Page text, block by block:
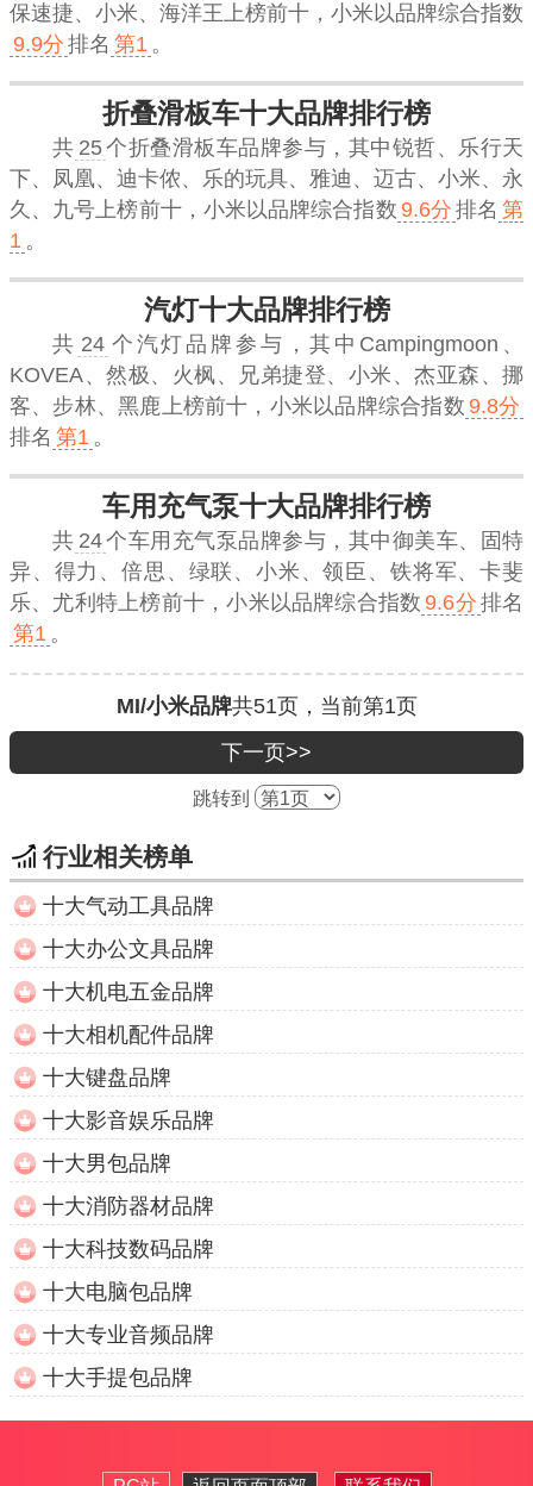
保速捷、小米、海洋王上榜前十， 小米 以品牌综合指数
9.9分 排名 第1 。
折叠滑板车十大品牌排行榜
共 25个折叠滑板车品牌参与，其中锐哲、乐行天
下、凤凰、迪卡侬、乐的玩具、雅迪、迈古、小米、永
久、九号上榜前十， 小米 以品牌综合指数 9.6分 排名 第
1 。
汽灯十大品牌排行榜
共 24 个汽灯品牌参与，其中Campingmoon、
KOVEA、然极、火枫、兄弟捷登、小米、杰亚森、挪
客、步林、黑鹿上榜前十， 小米 以品牌综合指数 9.8分
排名 第1 。
车用充气泵十大品牌排行榜
共 24个车用充气泵品牌参与，其中御美车、固特
异、得力、倍思、绿联、小米、领臣、铁将军、卡斐
乐、尤利特上榜前十，小米 以品牌综合指数 9.6分 排名
第1 。
MI/小米品牌共51页，当前第1页
下一页>>
跳转到
行业相关榜单
十大气动工具品牌
十大办公文具品牌
十大机电五金品牌
十大相机配件品牌
十大键盘品牌
十大影音娱乐品牌
十大男包品牌
十大消防器材品牌
十大科技数码品牌
十大电脑包品牌
十大专业音频品牌
十大手提包品牌